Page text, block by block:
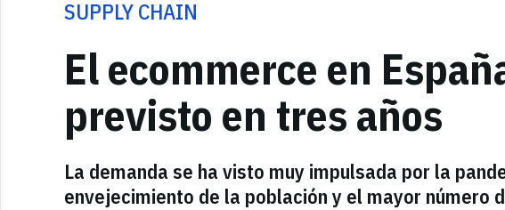
SUPPLY CHAIN
El ecommerce en
previsto en tres años
La demanda se ha visto muy impulsada por la
envejecimiento de la población y el mayor número